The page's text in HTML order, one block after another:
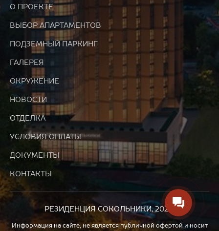
О ПРОЕКТЕ
ВЫБОР АПАРТАМЕНТОВ
ПОДЗЕМНЫЙ ПАРКИНГ
ГАЛЕРЕЯ
ОКРУЖЕНИЕ
НОВОСТИ
ОТДЕЛКА
УСЛОВИЯ ОПЛАТЫ
ДОКУМЕНТЫ
КОНТАКТЫ
РЕЗИДЕНЦИЯ СОКОЛЬНИКИ, 2026.
Информация на сайте, не является публичной офертойи носит